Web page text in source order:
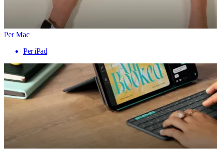
Per Mac
Per iPad